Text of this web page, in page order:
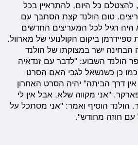
להצטלם כל היום, להתראיין בכל
טום הולנד קצת הסתבך עם
רגיל לכל המעריצים החדשים
ביקום הקולנועי של מארוול.
הבחינה ישר במצוקתו של הולנד
הולנד השבוע: "לדבר עם זנדאיה
כן כשנשאל לגבי האם הסרט
דרך הביתה" יהיה הסרט האחרון
"אני מקווה שלא, אבל אין לי
הולנד הוסיף ואמר: "אני מסתכל על
עם חוזה מחודש".